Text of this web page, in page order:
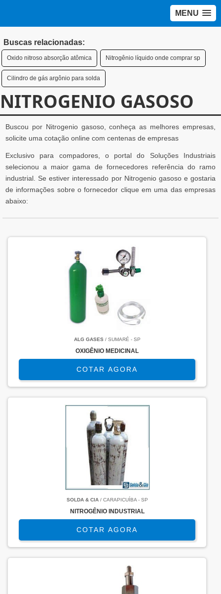
MENU
Buscas relacionadas:
Oxido nitroso absorção atômica Nitrogênio líquido onde comprar sp
Cilindro de gás argônio para solda
NITROGENIO GASOSO
Buscou por Nitrogenio gasoso, conheça as melhores empresas,
solicite uma cotação online com centenas de empresas
Exclusivo para compadores, o portal do Soluções Industriais
selecionou a maior gama de fornecedores referência do ramo
industrial. Se estiver interessado por Nitrogenio gasoso e gostaria
de informações sobre o fornecedor clique em uma das empresas
abaixo:
ALG GASES/ SUMARÉ - SP
OXIGÊNIO MEDICINAL
COTAR AGORA
SOLDA & CIA/ CARAPICUÍBA - SP
NITROGÊNIO INDUSTRIAL
COTAR AGORA